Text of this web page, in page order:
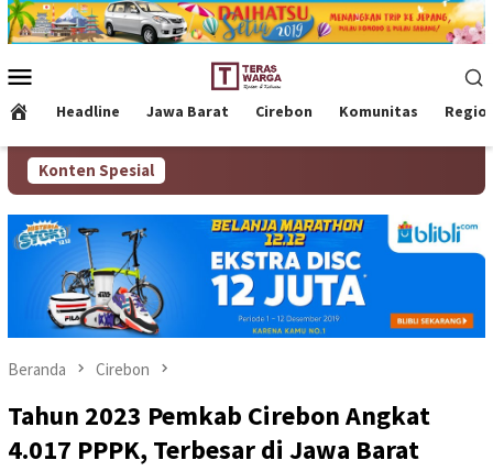
Loncat
ke
Mobile
Headline Jawa Barat Cirebon Komunitas
Konten Spesial
Beranda Cirebon
Tahun 2023 Pemkab Cirebon Angkat
4.017 PPPK, Terbesar di Jawa Barat